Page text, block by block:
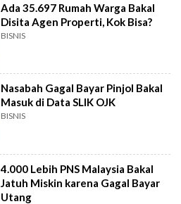
Ada 35.697 Rumah Warga Bakal
Disita Agen Properti, Kok Bisa?
BISNIS
Nasabah Gagal Bayar Pinjol Bakal
Masuk di Data SLIK OJK
BISNIS
4.000 Lebih PNS Malaysia Bakal
Jatuh Miskin karena Gagal Bayar
Utang